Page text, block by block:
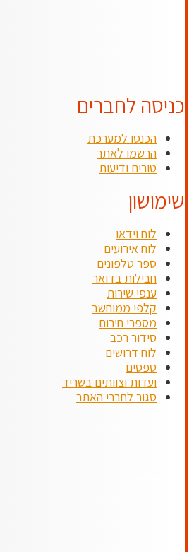
כניסה לחברים
הכנסו למערכת
הרשמו לאתר
טורים ודיעות
שימושון
לוח וידאו
לוח אירועים
ספר טלפונים
חבילות בדואר
ענפי שירות
קלפי ממוחשב
מספרי חירום
סידור רכב
לוח דרושים
טפסים
ועדות וצוותים בשריד
סגור לחברי האתר